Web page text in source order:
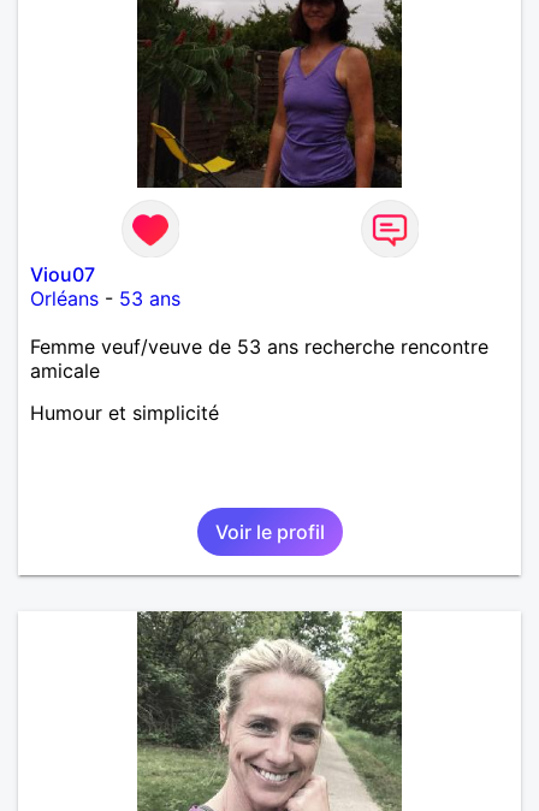
Viou07
Orléans - 53 ans
Femme veuf/veuve de 53 ans recherche rencontre
amicale
Humour et simplicité
Voir le profil